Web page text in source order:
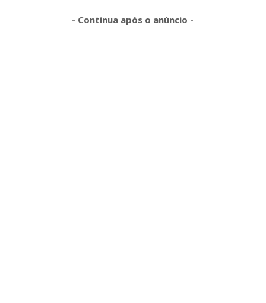
- Continua após o anúncio -